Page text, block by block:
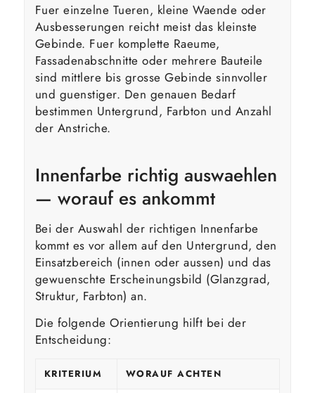
Fuer einzelne Tueren, kleine Waende oder
Ausbesserungen reicht meist das kleinste
Gebinde. Fuer komplette Raeume,
Fassadenabschnitte oder mehrere Bauteile
sind mittlere bis grosse Gebinde sinnvoller
und guenstiger. Den genauen Bedarf
bestimmen Untergrund, Farbton und Anzahl
der Anstriche.
Innenfarbe richtig auswaehlen
— worauf es ankommt
Bei der Auswahl der richtigen Innenfarbe
kommt es vor allem auf den Untergrund, den
Einsatzbereich (innen oder aussen) und das
gewuenschte Erscheinungsbild (Glanzgrad,
Struktur, Farbton) an.
Die folgende Orientierung hilft bei der
Entscheidung:
KRITERIUM WORAUF ACHTEN